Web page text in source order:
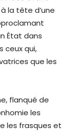
la tête d’une
État dans
ceux qui,
que les
flanqué de
les
les frasques et